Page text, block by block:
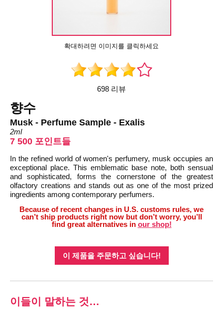
확대하려면 이미지를 클릭하세요
698 리뷰
향수
Musk - Perfume Sample - Exalis
2ml
7 500 포인트들
In the refined world of women's perfumery, musk occupies an
exceptional place. This emblematic base note, both sensual
and sophisticated, forms the cornerstone of the greatest
olfactory creations and stands out as one of the most prized
ingredients among contemporary perfumers.
Because of recent changes in U.S. customs rules, we
can’t ship products right now but don’t worry, you’ll
find great alternatives in our shop!
이 제품을 주문하고 싶습니다!
이들이 말하는 것…